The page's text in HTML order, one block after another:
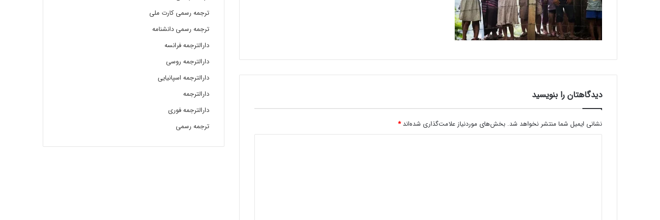
دیدگاهتان را بنویسید
نشانی ایمیل شما منتشر نخواهد شد. بخش‌های موردنیاز علامت‌گذاری شده‌اند*
ترجمه رسمی کارت ملی
ترجمه رسمی دانشنامه
دارالترجمه فرانسه
دارالترجمه روسی
دارالترجمه اسپانیایی
دارالترجمه
دارالترجمه فوری
ترجمه رسمی